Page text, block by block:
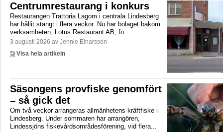
Centrumrestaurang i konkurs
Restaurangen Trattoria Lagom i centrala Lindesberg
har hållit stängt i flera veckor. Nu har bolaget bakom
verksamheten, Lotus Restaurant AB, fö...
3 augusti 2026 av Jennie Einarsson
Visa hela artikeln
Säsongens provfiske genomfört
– så gick det
Om två veckor arrangeras allmänhetens kräftfiske i
Lindesberg. Under sommaren har arrangören,
Lindessjöns fiskevårdsområdesförening, vid flera...